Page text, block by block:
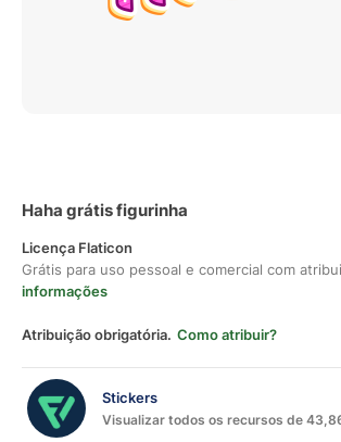
Haha grátis figurinha
Licença Flaticon
Grátis para uso pessoal e comercial com
informações
Atribuição obrigatória. Como atribuir?
Stickers
Visualizar todos os recursos de